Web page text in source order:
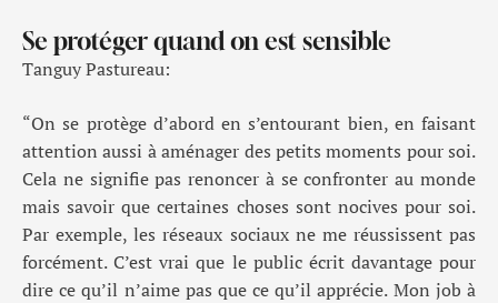
Se protéger quand on est sensible
Tanguy Pastureau:
“On se protège d’abord en s’entourant bien, en faisant
attention aussi à aménager des petits moments pour soi.
Cela ne signifiepasrenoncer àse confronter au monde
mais savoir que certaines choses sont nocives pour soi.
Par exemple, les réseaux sociaux ne me réussissent pas
forcément. C’est vrai que le public écrit davantage pour
dire ce qu’il n’aime pas que ce qu’il apprécie. Mon job à